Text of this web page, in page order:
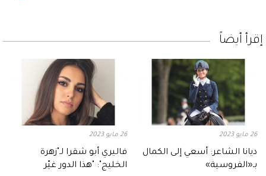
إقرأ أيضاً
26 مايو 2023
ديانا الشاعر: أسعي إلى الكمال
بـ«الفروسية»
26 مايو 2023
فاليري أبو شقرا لـ"زهرة
الخليج": "هذا الدور غيّر